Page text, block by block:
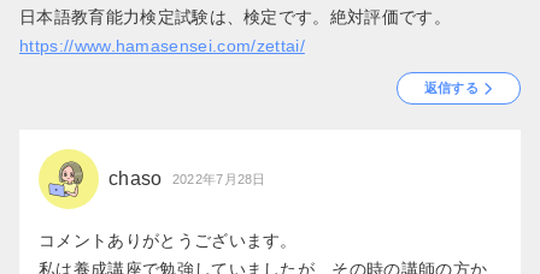
日本語教育能力検定試験は、検定です。絶対評価です。
https://www.hamasensei.com/zettai/
返信する
chaso 2022年7月28日
コメントありがとうございます。
私は養成講座で勉強していましたが、その時の講師の方か